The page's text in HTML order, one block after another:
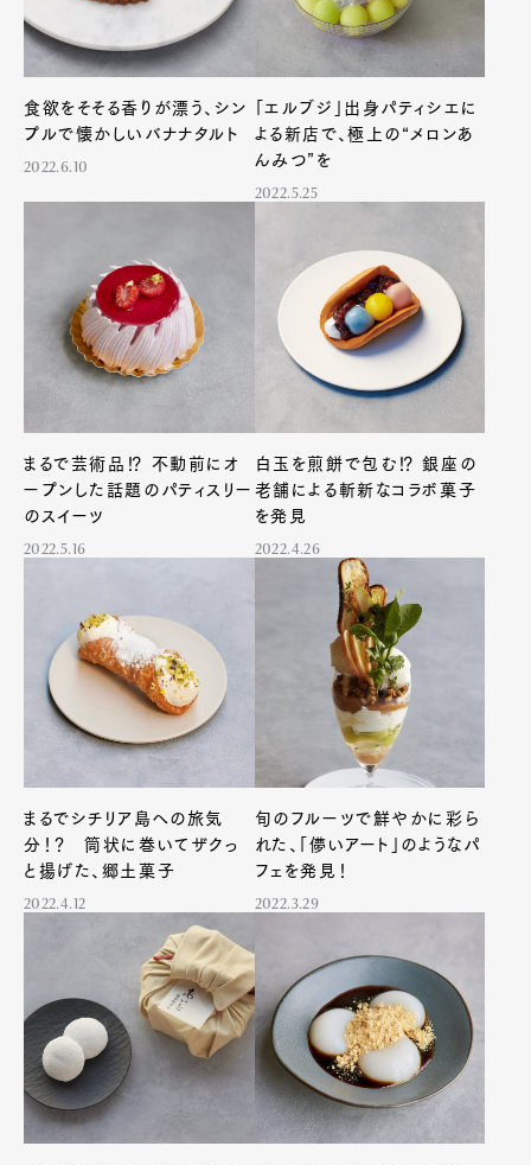
食欲をそそる香りが漂う、シン
プルで懐かしいバナナタルト
2022.6.10
「エルブジ」出身パティシエに
よる新店で、極上の“メロンあ
んみつ”を
2022.5.25
まるで芸術品⁉ 不動前にオ
ープンした話題のパティスリー
のスイーツ
2022.5.16
白玉を煎餅で包む⁉︎ 銀座の
老舗による斬新なコラボ菓子
を発見
2022.4.26
まるでシチリア島への旅気
分！？ 筒状に巻いてザクっ
と揚げた、郷土菓子
2022.4.12
旬のフルーツで鮮やかに彩ら
れた、「儚いアート」のようなパ
フェを発見！
2022.3.29